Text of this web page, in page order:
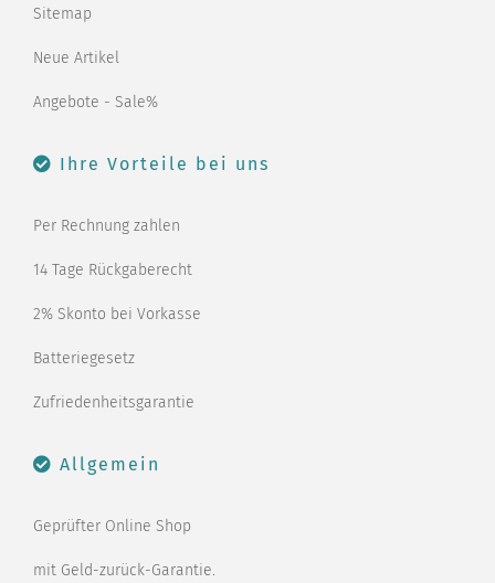
Sitemap
Neue Artikel
Angebote - Sale%
Ihre Vorteile bei uns
Per Rechnung zahlen
14 Tage Rückgaberecht
2% Skonto bei Vorkasse
Batteriegesetz
Zufriedenheitsgarantie
Allgemein
Geprüfter Online Shop
mit Geld-zurück-Garantie.